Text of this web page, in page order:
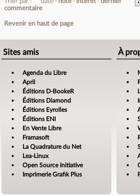
commentaire
Revenir en haut de page
Sites amis
Agenda du Libre
April
Éditions D-BookeR
Éditions Diamond
Éditions Eyrolles
Éditions ENI
En Vente Libre
Framasoft
La Quadrature du Net
Lea-Linux
Open Source Initiative
Imprimerie Grafik Plus
À